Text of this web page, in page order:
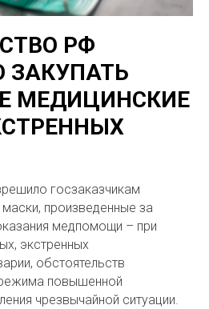
РФ
ЗАКУПАТЬ
МЕДИЦИНСКИЕ
госзаказчикам
произведенные за
медпомощи – при
экстренных
обстоятельств
повышенной
чрезвычайной ситуации.